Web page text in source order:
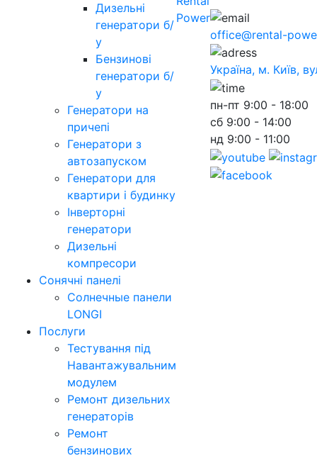
Дизельні
генератори б/
у
Бензинові
генератори б/
у
Генератори на
причепі
Генератори з
автозапуском
Генератори для
квартири і будинку
Інверторні
генератори
Дизельні
компресори
Сонячні панелі
Солнечные панели
LONGI
Послуги
Тестування під
Навантажувальним
модулем
Ремонт дизельних
генераторів
Ремонт
бензинових
office@rental-
Україна, м. Київ,
пн-пт 9:00 - 18:00
сб 9:00 - 14:00
нд 9:00 - 11:00